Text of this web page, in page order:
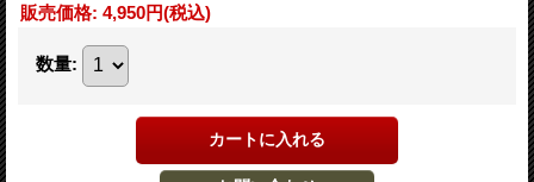
販売価格: 4,950円(税込)
数量: